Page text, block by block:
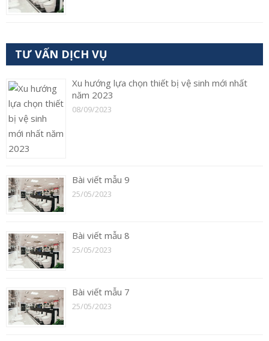
TƯ VẤN DỊCH VỤ
Xu hướng lựa chọn thiết bị vệ sinh mới nhất
năm 2023
08/09/2023
Bài viết mẫu 9
25/05/2023
Bài viết mẫu 8
25/05/2023
Bài viết mẫu 7
25/05/2023